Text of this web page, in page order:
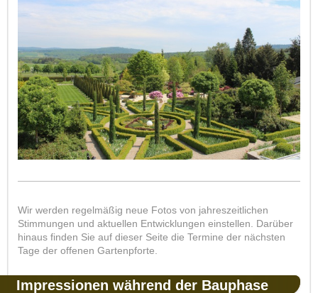
Wir werden regelmäßig neue Fotos von jahreszeitlichen
Stimmungen und aktuellen Entwicklungen einstellen. Darüber
hinaus finden Sie auf dieser Seite die Termine der nächsten
Tage der offenen Gartenpforte.
Impressionen während der Bauphase